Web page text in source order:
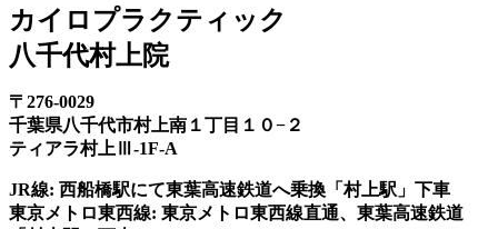
カイロプラクティック
八千代村上院
〒276-0029
千葉県八千代市村上南１丁目１０−２
ティアラ村上Ⅲ-1F-A
JR線: 西船橋駅にて東葉高速鉄道へ乗換「村上駅」下車
東京メトロ東西線: 東京メトロ東西線直通、東葉高速鉄道